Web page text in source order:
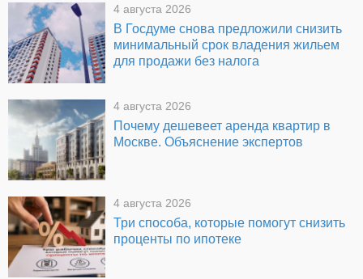
4 августа 2026
В Госдуме снова предложили снизить
минимальный срок владения жильем
для продажи без налога
4 августа 2026
Почему дешевеет аренда квартир в
Москве. Объяснение экспертов
4 августа 2026
Три способа, которые помогут снизить
проценты по ипотеке